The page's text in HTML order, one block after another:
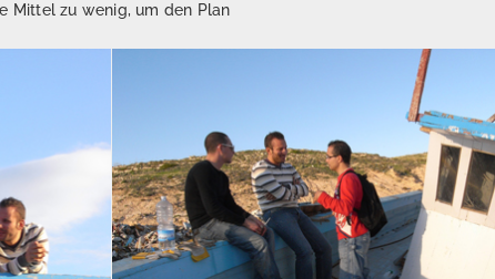
Mittel zu wenig, um den Plan